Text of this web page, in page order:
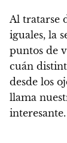
Al tratarse
iguales, la
puntos de
cuán
desde los
llama
interesante.